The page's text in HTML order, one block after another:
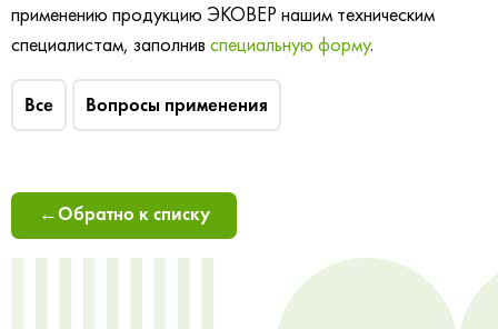
применению продукцию ЭКОВЕР нашим техническим
специалистам, заполнив специальную форму.
Все Вопросы применения
←Обратно к списку